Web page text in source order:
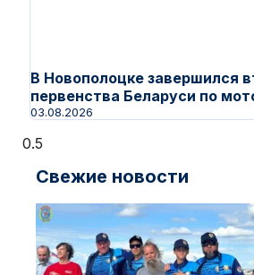
В Новополоцке завершился
первенства Беларуси по
03.08.2026
Свежие новости